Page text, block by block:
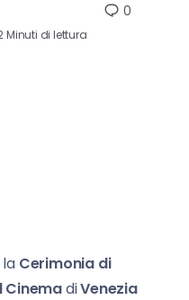
Minuti di lettura
0
Cerimonia di
CinemadiVenezia